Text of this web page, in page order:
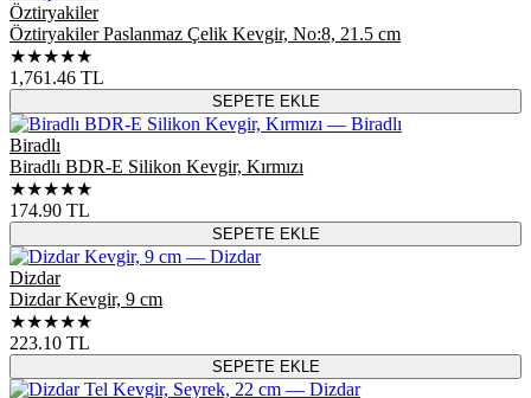
Öztiryakiler
Öztiryakiler Paslanmaz Çelik Kevgir, No:8, 21.5 cm
★★★★★
1,761.46 TL
SEPETE EKLE
Biradlı
Biradlı BDR-E Silikon Kevgir, Kırmızı
★★★★★
174.90 TL
SEPETE EKLE
Dizdar
Dizdar Kevgir, 9 cm
★★★★★
223.10 TL
SEPETE EKLE